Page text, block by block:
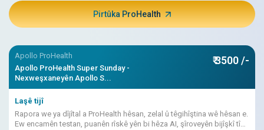
Pirtûka ProHealth
Apollo ProHealth
Apollo ProHealth Super Sunday -
Nexweşxaneyên Apollo S...
₹ 3500 /-
Laşê tijî
Rapora we ya dîjîtal a ProHealth hêsan, zelal û têgihîştina wê hêsan e.
Ew encamên testan, puanên rîskê yên bi hêza AI, şîroveyên bijîşkî tîne